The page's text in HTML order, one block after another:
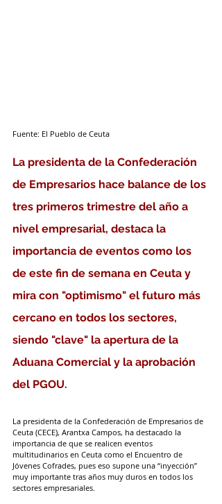
Fuente: El Pueblo de Ceuta
La presidenta de la Confederación
de Empresarios hace balance de los
tres primeros trimestre del año a
nivel empresarial, destaca la
importancia de eventos como los
de este fin de semana en Ceuta y
mira con "optimismo" el futuro más
cercano en todos los sectores,
siendo "clave" la apertura de la
Aduana Comercial y la aprobación
del PGOU.
La presidenta de la Confederación de Empresarios de
Ceuta (CECE), Arantxa Campos, ha destacado la
importancia de que se realicen eventos
multitudinarios en Ceuta como el Encuentro de
Jóvenes Cofrades, pues eso supone una “inyección”
muy importante tras años muy duros en todos los
sectores empresariales.